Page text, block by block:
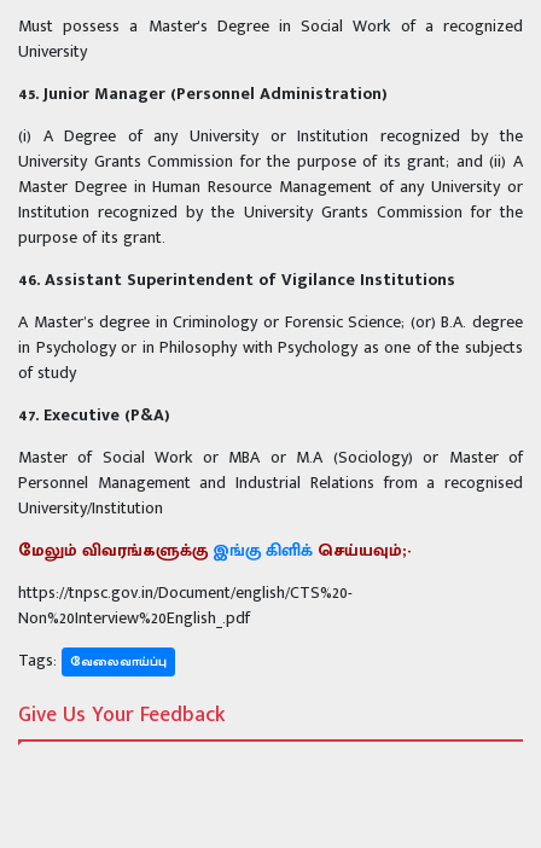
Must possess a Master's Degree in Social Work of a recognized
University
45. Junior Manager (Personnel Administration)
(i) A Degree of any University or Institution recognized by the
University Grants Commission for the purpose of its grant; and (ii) A
Master Degree in Human Resource Management of any University or
Institution recognized by the University Grants Commission for the
purpose of its grant.
46. Assistant Superintendent of Vigilance Institutions
A Master’s degree in Criminology or Forensic Science; (or) B.A. degree
in Psychology or in Philosophy with Psychology as one of the subjects
of study
47. Executive (P&A)
Master of Social Work or MBA or M.A (Sociology) or Master of
Personnel Management and Industrial Relations from a recognised
University/Institution
மேலும் விவரங்களுக்கு இங்கு கிளிக் செய்யவும்;-
https://tnpsc.gov.in/Document/english/CTS%20-
Non%20Interview%20English_.pdf
Tags:
வேலைவாய்ப்பு
Give Us Your Feedback